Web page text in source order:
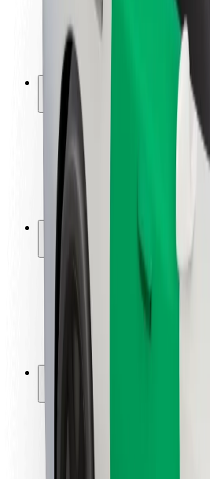
Prekės ženklas
Žiniasklaidai
„Urban Fund“
Saugumas
Keleivių saugumas
Vairuotojų saugumas
Paspirtukų saugumas
Saugumo laboratorija
Miestai
Vietovės
Sprendimai miestams
Oro uostai
„Bolt“ įkrovimo stotelės
Keleiviams
Vairuotojams
Kurjeriams